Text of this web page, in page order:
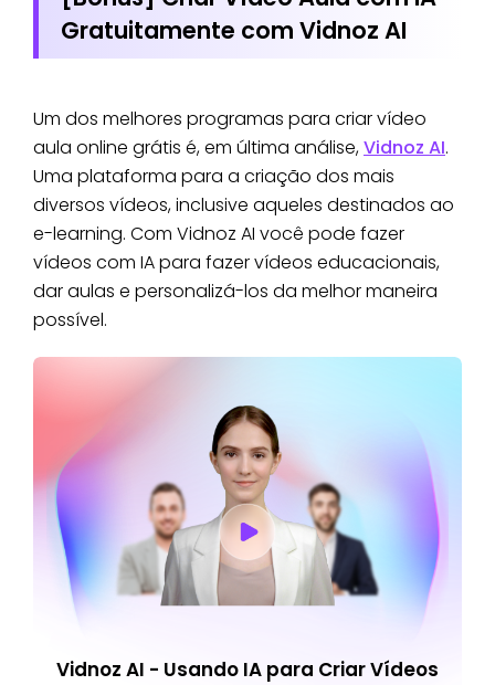
Gratuitamente com Vidnoz AI
Um dos melhores programas para criar vídeo
aula online grátis é, em última análise,Vidnoz AI.
Uma plataforma para a criação dos mais
diversos vídeos, inclusive aqueles destinados ao
e-learning. Com Vidnoz AI você pode fazer
vídeos com IA para fazer vídeos educacionais,
dar aulas e personalizá-los da melhor maneira
possível.
Vidnoz AI - Usando IA para Criar Vídeos